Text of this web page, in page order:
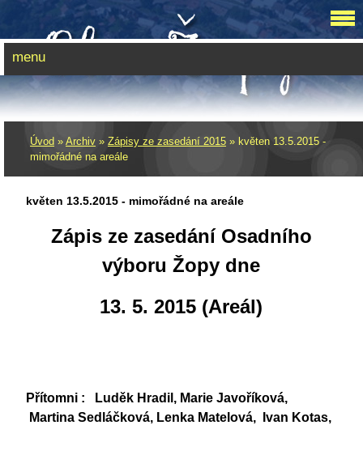
Úvod » Archiv » Zápisy ze zasedání 2015 » květen 13.5.2015 -
mimořádné na areále
květen 13.5.2015 - mimořádné na areále
Zápis ze zasedání Osadního
výboru Žopy dne
13. 5. 2015 (Areál)
Přítomni : Luděk Hradil, Marie Javoříková,
Martina Sedláčková, Lenka Matelová, Ivan Kotas,
menu